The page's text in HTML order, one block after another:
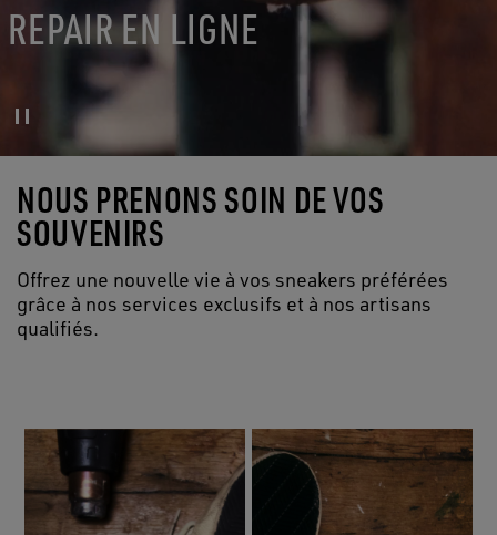
REPAIR EN LIGNE
NOUS PRENONS SOIN DE VOS
SOUVENIRS
Offrez une nouvelle vie à vos sneakers préférées
grâce à nos services exclusifs et à nos artisans
qualifiés.